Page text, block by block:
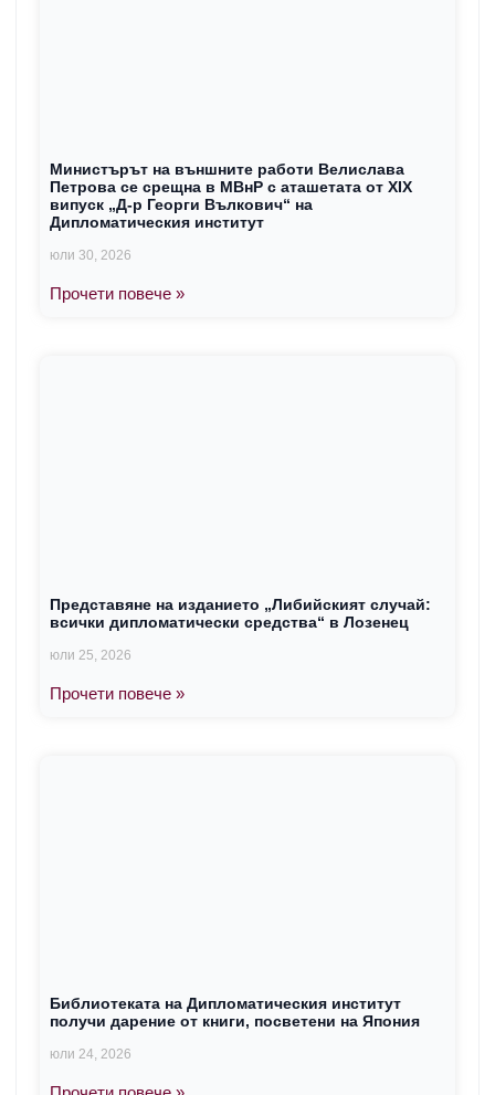
Министърът на външните работи Велислава
Петрова се срещна в МВнР с аташетата от XIX
випуск „Д-р Георги Вълкович“ на
Дипломатическия институт
юли 30, 2026
Прочети повече »
Представяне на изданието „Либийският случай:
всички дипломатически средства“ в Лозенец
юли 25, 2026
Прочети повече »
Библиотеката на Дипломатическия институт
получи дарение от книги, посветени на Япония
юли 24, 2026